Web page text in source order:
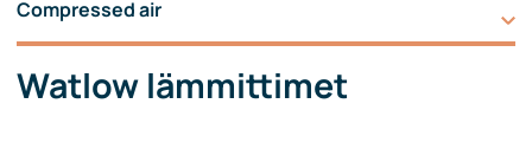
Compressed air
Watlow lämmittimet